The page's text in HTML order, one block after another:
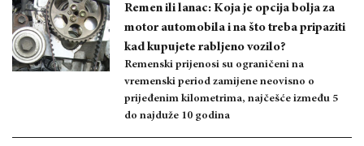
Remen ili lanac: Koja je opcija bolja za
motor automobila i na što treba pripaziti
kad kupujete rabljeno vozilo?
Remenski prijenosi su ograničeni na
vremenski period zamijene neovisno o
prijeđenim kilometrima, najčešće između 5
do najduže 10 godina